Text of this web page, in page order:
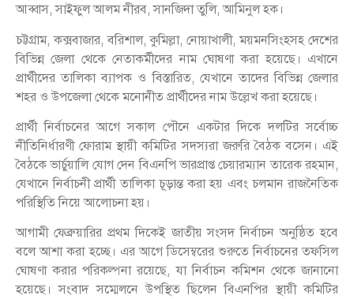
আব্বাস, সাইফুল আলম নীরব, সানজিদা তুলি, আমিনুল হক।
চট্টগ্রাম, কক্সবাজার, বরিশাল, কুমিল্লা, নোয়াখালী, ময়মনসিংহসহ দেশের
বিভিন্ন জেলা থেকে নেতাকর্মীদের নাম ঘোষণা করা হয়েছে। এখানে
প্রার্থীদের তালিকা ব্যাপক ও বিস্তারিত, যেখানে তাদের বিভিন্ন জেলার
শহর ও উপজেলা থেকে মনোনীত প্রার্থীদের নাম উল্লেখ করা হয়েছে।
প্রার্থী নির্বাচনের আগে সকাল পৌনে একটার দিকে দলটির সর্বোচ্চ
নীতিনির্ধারণী ফোরাম স্থায়ী কমিটির সদস্যরা জরুরি বৈঠক বসেন। এই
বৈঠকে ভার্চুয়ালি যোগ দেন বিএনপি ভারপ্রাপ্ত চেয়ারম্যান তারেক রহমান,
যেখানে নির্বাচনী প্রার্থী তালিকা চূড়ান্ত করা হয় এবং চলমান রাজনৈতিক
পরিস্থিতি নিয়ে আলোচনা হয়।
আগামী ফেব্রুয়ারির প্রথম দিকেই জাতীয় সংসদ নির্বাচন অনুষ্ঠিত হবে
বলে আশা করা হচ্ছে। এর আগে ডিসেম্বরের শুরুতে নির্বাচনের তফসিল
ঘোষণা করার পরিকল্পনা রয়েছে, যা নির্বাচন কমিশন থেকে জানানো
হয়েছে। সংবাদ সম্মেলনে উপস্থিত ছিলেন বিএনপির স্থায়ী কমিটির